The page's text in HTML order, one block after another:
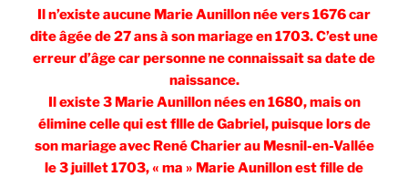
Il n’existe aucune Marie Aunillon née vers 1676 car
dite âgée de 27 ans à son mariage en 1703. C’est une
erreur d’âge car personne ne connaissait sa date de
naissance.
Il existe 3 Marie Aunillon nées en 1680, mais on
élimine celle qui est fllle de Gabriel, puisque lors de
son mariage avec René Charier au Mesnil-en-Vallée
le 3 juillet 1703, « ma » Marie Aunillon est fille de